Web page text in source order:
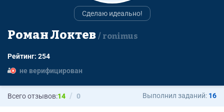
Сделаю идеально!
Роман Локтев ronimus
Рейтинг: 254
не верифицирован
Всего отзывов:14 0 Выполнил заданий: 16